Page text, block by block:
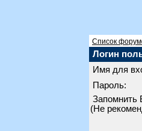
Список
Логин
Имя для
Пароль:
Запомнить
(Не